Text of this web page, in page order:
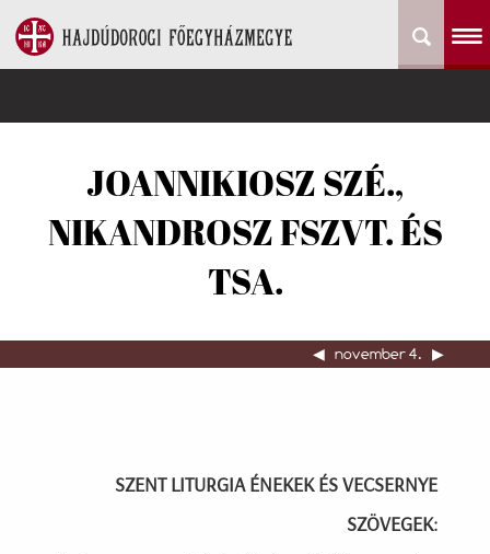
JOANNIKIOSZ SZÉ.,
NIKANDROSZ FSZVT. ÉS
TSA.
◀︎ november 4. ▶︎
SZENT LITURGIA ÉNEKEK ÉS VECSERNYE
SZÖVEGEK: